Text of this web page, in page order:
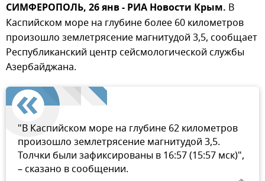
СИМФЕРОПОЛЬ, 26 янв - РИА Новости Крым. В
Каспийском море на глубине более 60 километров
произошло землетрясение магнитудой 3,5, сообщает
Республиканский центр сейсмологической службы
Азербайджана.
"В Каспийском море на глубине 62 километров
произошло землетрясение магнитудой 3,5.
Толчки были зафиксированы в 16:57 (15:57 мск)",
– сказано в сообщении.